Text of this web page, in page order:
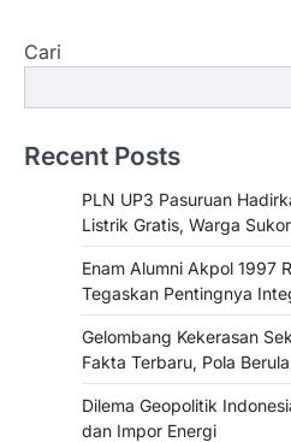
Cari
Recent Posts
PLN UP3 Pasuruan
Listrik Gratis, Warga
Enam Alumni Akpol 1997
Tegaskan Pentingnya
Gelombang Kekerasan
Fakta Terbaru, Pola
Dilema Geopolitik
dan Impor Energi